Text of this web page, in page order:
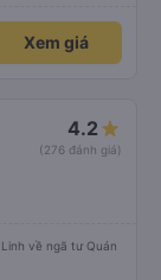
Xem giá
4.2
(276 đánh giá)
về ngã tư Quán